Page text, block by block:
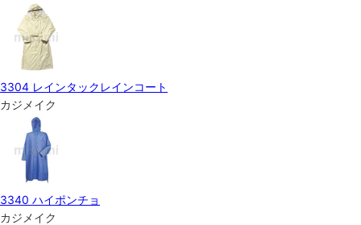
3304 レインタックレインコート
カジメイク
3340 ハイポンチョ
カジメイク